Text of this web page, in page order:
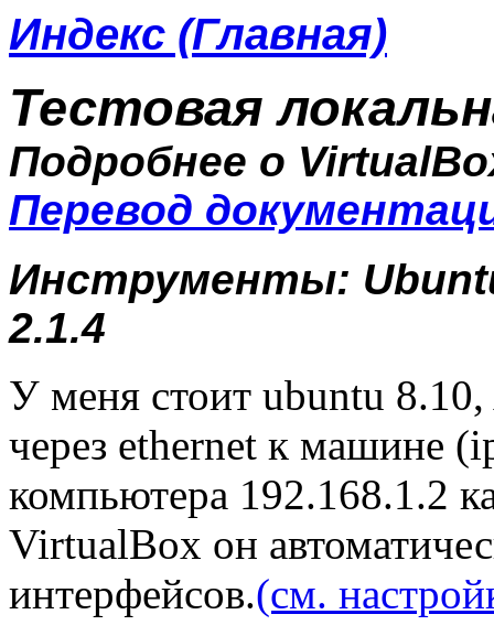
Индекс (Главная)
Тестовая
Подробнее о
Перевод
Инструменты:
2.1.4
У меня стоит ubuntu
через ethernet к машине
компьютера 192.168.1.2
VirtualBox он
интерфейсов.(см.